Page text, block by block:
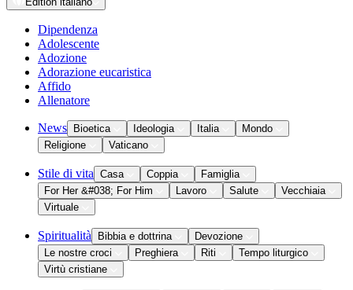
Dipendenza
Adolescente
Adozione
Adorazione eucaristica
Affido
Allenatore
News Bioetica Ideologia Italia
Mondo
Religione
Vaticano
Stile di vita Casa Coppia
Famiglia
For Her &#038; For Him
Lavoro Salute
Vecchiaia
Virtuale
Spiritualità Bibbia e dottrina
Devozione
Le nostre croci
Preghiera Riti
Tempo liturgico
Virtù cristiane